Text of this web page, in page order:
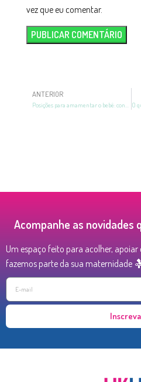
vez que eu comentar.
ANTERIOR
Acompanhe as novidades
Um espaço feito para acolher,
fazemos parte da sua maternidade 🤱